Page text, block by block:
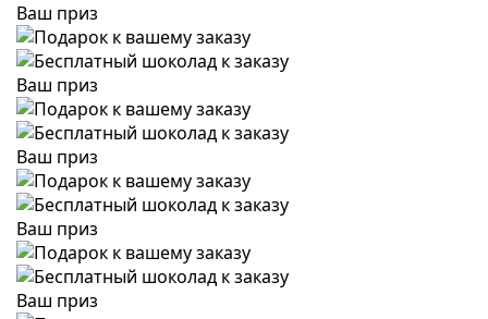
Ваш приз
Ваш приз
Ваш приз
Ваш приз
Ваш приз